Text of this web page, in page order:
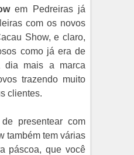
em Pedreiras já
com os novos
Show, e claro,
como já era de
dia mais a marca
trazendo muito
clientes.
presentear com
também tem várias
páscoa, que você